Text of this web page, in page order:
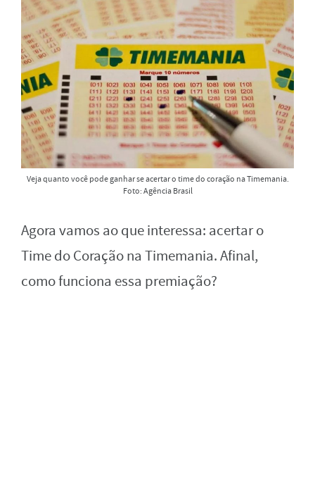
Veja quanto você pode ganhar se acertar o time do coração na Timemania.
Foto: Agência Brasil
Agora vamos ao que interessa: acertar o
Time do Coração na Timemania. Afinal,
como funciona essa premiação?